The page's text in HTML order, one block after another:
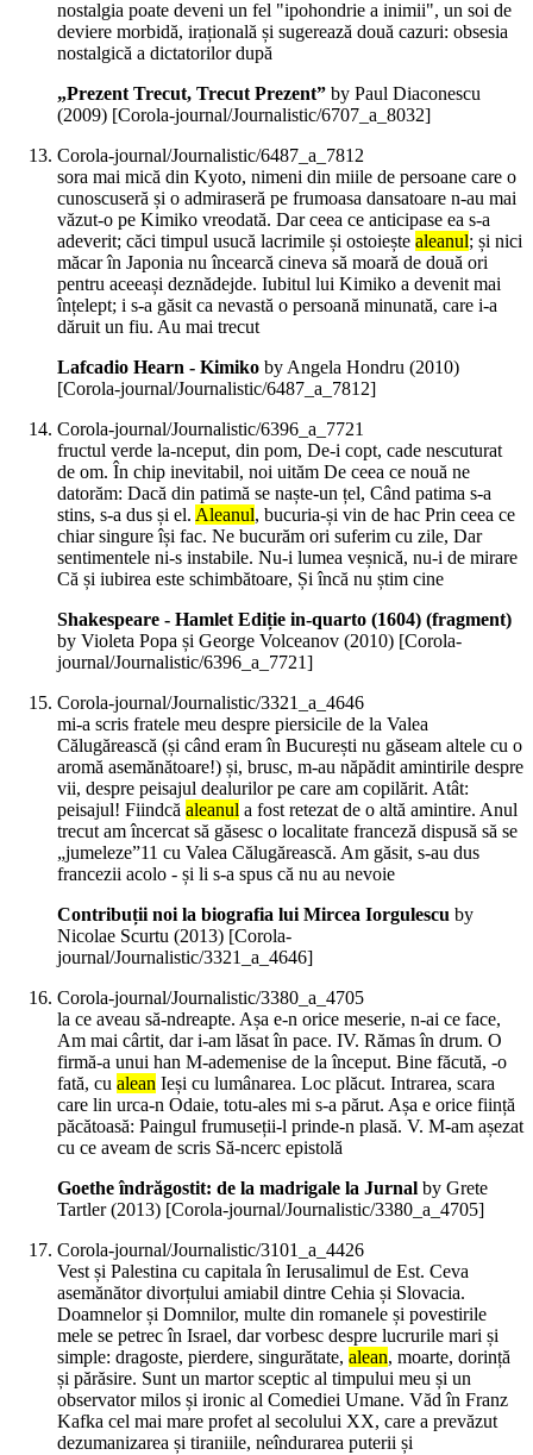
nostalgia poate deveni un fel "ipohondrie a inimii", un soi de
deviere morbidă, irațională și sugerează două cazuri: obsesia
nostalgică a dictatorilor după
„Prezent Trecut, Trecut Prezent” by Paul Diaconescu
(2009) [Corola-journal/Journalistic/6707_a_8032]
Corola-journal/Journalistic/6487_a_7812
sora mai mică din Kyoto, nimeni din miile de persoane care o
cunoscuseră și o admiraseră pe frumoasa dansatoare n-au mai
văzut-o pe Kimiko vreodată. Dar ceea ce anticipase ea s-a
adeverit; căci timpul usucă lacrimile și ostoiește aleanul; și nici
măcar în Japonia nu încearcă cineva să moară de două ori
pentru aceeași deznădejde. Iubitul lui Kimiko a devenit mai
înțelept; i s-a găsit ca nevastă o persoană minunată, care i-a
dăruit un fiu. Au mai trecut
Lafcadio Hearn - Kimiko by Angela Hondru (2010)
[Corola-journal/Journalistic/6487_a_7812]
Corola-journal/Journalistic/6396_a_7721
fructul verde la-nceput, din pom, De-i copt, cade nescuturat
de om. În chip inevitabil, noi uităm De ceea ce nouă ne
datorăm: Dacă din patimă se naște-un țel, Când patima s-a
stins, s-a dus și el. Aleanul, bucuria-și vin de hac Prin ceea ce
chiar singure își fac. Ne bucurăm ori suferim cu zile, Dar
sentimentele ni-s instabile. Nu-i lumea veșnică, nu-i de mirare
Că și iubirea este schimbătoare, Și încă nu știm cine
Shakespeare - Hamlet Ediție in-quarto (1604) (fragment)
by Violeta Popa și George Volceanov (2010) [Corola-
journal/Journalistic/6396_a_7721]
Corola-journal/Journalistic/3321_a_4646
mi-a scris fratele meu despre piersicile de la Valea
Călugărească (și când eram în București nu găseam altele cu o
aromă asemănătoare!) și, brusc, m-au năpădit amintirile despre
vii, despre peisajul dealurilor pe care am copilărit. Atât:
peisajul! Fiindcă aleanul a fost retezat de o altă amintire. Anul
trecut am încercat să găsesc o localitate franceză dispusă să se
„jumeleze”11 cu Valea Călugărească. Am găsit, s-au dus
francezii acolo - și li s-a spus că nu au nevoie
Contribuții noi la biografia lui Mircea Iorgulescu by
Nicolae Scurtu (2013) [Corola-
journal/Journalistic/3321_a_4646]
Corola-journal/Journalistic/3380_a_4705
la ce aveau să-ndreapte. Așa e-n orice meserie, n-ai ce face,
Am mai cârtit, dar i-am lăsat în pace. IV. Rămas în drum. O
firmă-a unui han M-ademenise de la început. Bine făcută, -o
fată, cu alean Ieși cu lumânarea. Loc plăcut. Intrarea, scara
care lin urca-n Odaie, totu-ales mi s-a părut. Așa e orice ființă
păcătoasă: Paingul frumuseții-l prinde-n plasă. V. M-am așezat
cu ce aveam de scris Să-ncerc epistolă
Goethe îndrăgostit: de la madrigale la Jurnal by Grete
Tartler (2013) [Corola-journal/Journalistic/3380_a_4705]
Corola-journal/Journalistic/3101_a_4426
Vest și Palestina cu capitala în Ierusalimul de Est. Ceva
asemănător divorțului amiabil dintre Cehia și Slovacia.
Doamnelor și Domnilor, multe din romanele și povestirile
mele se petrec în Israel, dar vorbesc despre lucrurile mari și
simple: dragoste, pierdere, singurătate, alean, moarte, dorință
și părăsire. Sunt un martor sceptic al timpului meu și un
observator milos și ironic al Comediei Umane. Văd în Franz
Kafka cel mai mare profet al secolului XX, care a prevăzut
dezumanizarea și tiraniile, neîndurarea puterii și